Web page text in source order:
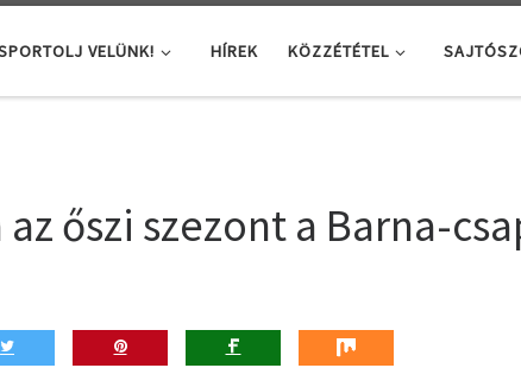
VELÜNK! HÍREK KÖZZÉTÉTEL
őszi szezont a Barna-